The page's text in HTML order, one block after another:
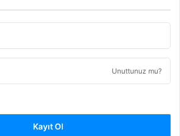
Unuttunuz mu?
Kayıt Ol